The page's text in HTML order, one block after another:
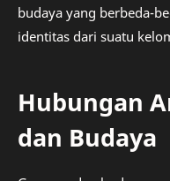
budaya yang berbeda-
identitas dari suatu
Hubungan
dan Budaya